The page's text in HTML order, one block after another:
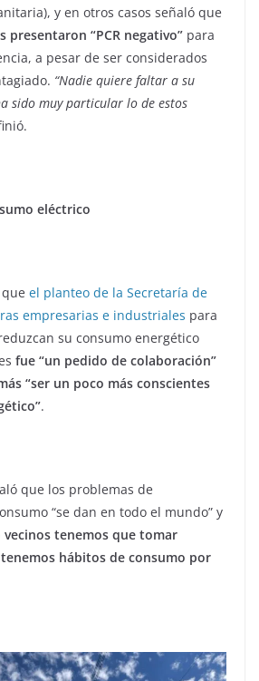
y en otros casos señaló que
presentaron “PCR negativo” para
a pesar de ser considerados
“Nadie quiere faltar a su
sido muy particular lo de estos
eléctrico
el planteo de la Secretaría de
empresarias e industriales para
su consumo energético
fue “un pedido de colaboración”
“ser un poco más conscientes
.
que los problemas de
“se dan en todo el mundo” y
vecinos tenemos que tomar
hábitos de consumo por